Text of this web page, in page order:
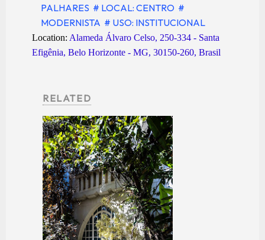
PALHARES # LOCAL: CENTRO #
MODERNISTA # USO: INSTITUCIONAL
Location: Alameda Álvaro Celso, 250-334 - Santa
Efigênia, Belo Horizonte - MG, 30150-260, Brasil
RELATED